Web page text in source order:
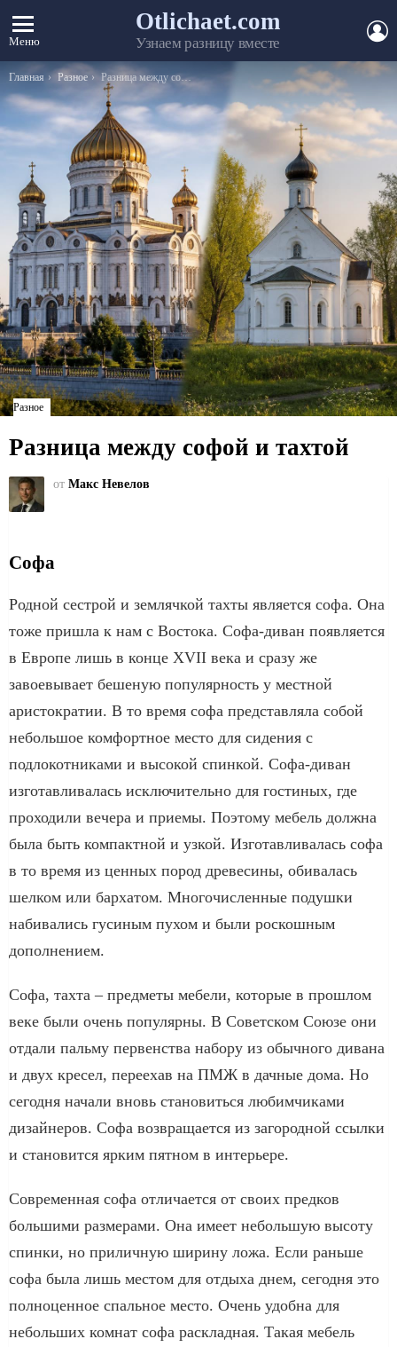
Меню
Otlichaet.com
Узнаем разницу вместе
Вы здесь:
Главная Разное Разница между софой и тахтой
Разное
Разница между софой и тахтой
от Макс Невелов
Софа
Родной сестрой и землячкой тахты является софа. Она
тоже пришла к нам с Востока. Софа-диван появляется
в Европе лишь в конце XVII века и сразу же
завоевывает бешеную популярность у местной
аристократии. В то время софа представляла собой
небольшое комфортное место для сидения с
подлокотниками и высокой спинкой. Софа-диван
изготавливалась исключительно для гостиных, где
проходили вечера и приемы. Поэтому мебель должна
была быть компактной и узкой. Изготавливалась софа
в то время из ценных пород древесины, обивалась
шелком или бархатом. Многочисленные подушки
набивались гусиным пухом и были роскошным
дополнением.
Софа, тахта – предметы мебели, которые в прошлом
веке были очень популярны. В Советском Союзе они
отдали пальму первенства набору из обычного дивана
и двух кресел, переехав на ПМЖ в дачные дома. Но
сегодня начали вновь становиться любимчиками
дизайнеров. Софа возвращается из загородной ссылки
и становится ярким пятном в интерьере.
Современная софа отличается от своих предков
большими размерами. Она имеет небольшую высоту
спинки, но приличную ширину ложа. Если раньше
софа была лишь местом для отдыха днем, сегодня это
полноценное спальное место. Очень удобна для
небольших комнат софа раскладная. Такая мебель